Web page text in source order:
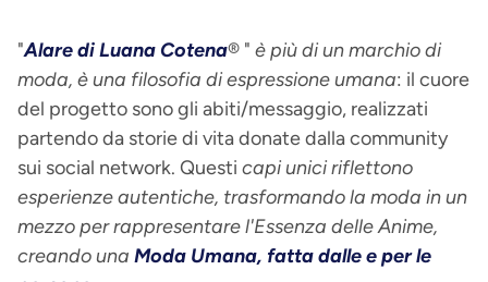
"Alare di Luana Cotena® " è più di un marchio di
moda, è una filosofia di espressione umana: il cuore
del progetto sono gli abiti/messaggio, realizzati
partendo da storie di vita donate dalla community
sui social network. Questi capi unici riflettono
esperienze autentiche, trasformando la moda in un
mezzo per rappresentare l'Essenza delle Anime,
creando una Moda Umana, fatta dalle e per le